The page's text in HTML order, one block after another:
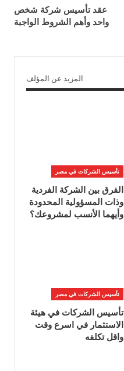
عقد تأسيس شركة شخص
واحد وأهم الشروط الواجبة
المزيد عن المؤلف
تأسيس الشركات في مصر
الفرق بين الشركة الفردية
وذات المسؤولية المحدودة
وأيهما الأنسب لمشروعك؟
تأسيس الشركات في مصر
تأسيس الشركات في هيئة
الاستثمار في اسرع وقت
واقل تكلفه